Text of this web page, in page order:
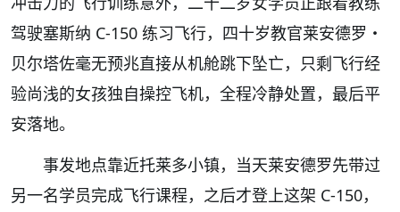
驾驶塞斯纳 C-150 练习飞行，四十岁教官莱安德罗・
贝尔塔佐毫无预兆直接从机舱跳下坠亡，只剩飞行经
验尚浅的女孩独自操控飞机，全程冷静处置，最后平
安落地。
事发地点靠近托莱多小镇，当天莱安德罗先带过
另一名学员完成飞行课程，之后才登上这架 C-150，